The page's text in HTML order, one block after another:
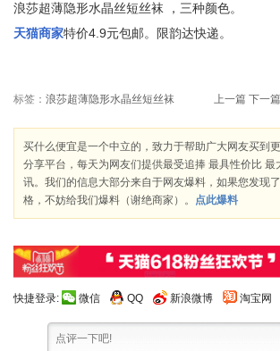
浪莎超薄隐形水晶丝短丝袜 ，三种颜色。
天猫商家特价4.9元包邮。限韵达快递。
标签： 浪莎超薄隐形水晶丝短丝袜 上一篇 下一
买什么便宜是一个中立的，致力于帮助广大网友买到
分享平台，每天为网友们提供最受追捧 最具性价比 最
讯。我们的信息大部分来自于网友爆料，如果您发现
格，不妨给我们爆料（谢绝商家）。 点此爆料
快捷登录: 微信 QQ 新浪微博 淘宝网